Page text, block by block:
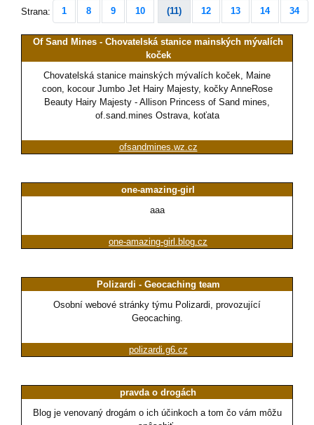
Strana: 1 8 9 10 (11) 12 13 14 34
Of Sand Mines - Chovatelská stanice mainských mývalích
koček
Chovatelská stanice mainských mývalích koček, Maine
coon, kocour Jumbo Jet Hairy Majesty, kočky AnneRose
Beauty Hairy Majesty - Allison Princess of Sand mines,
of.sand.mines Ostrava, koťata
ofsandmines.wz.cz
one-amazing-girl
aaa
one-amazing-girl.blog.cz
Polizardi - Geocaching team
Osobní webové stránky týmu Polizardi, provozující
Geocaching.
polizardi.g6.cz
pravda o drogách
Blog je venovaný drogám o ich účinkoch a tom čo vám môžu